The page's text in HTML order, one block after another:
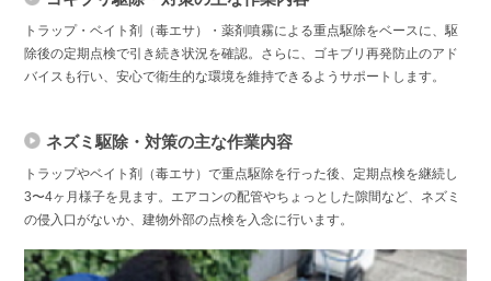
トラップ・ベイト剤（毒エサ）・薬剤噴霧による重点駆除をベースに、駆
除後の定期点検で引き続き状況を確認。さらに、ゴキブリ再発防止のアド
バイスも行い、安心で衛生的な環境を維持できるようサポートします。
ネズミ駆除・対策の主な作業内容
トラップやベイト剤（毒エサ）で重点駆除を行った後、定期点検を継続し
3〜4ヶ月様子を見ます。エアコンの配管やちょっとした隙間など、ネズミ
の侵入口がないか、建物外部の点検を入念に行います。